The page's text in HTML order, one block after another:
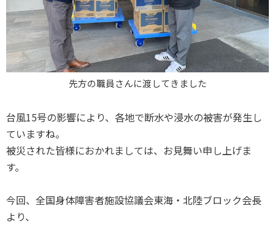
先方の職員さんに渡してきました
台風15号の影響により、各地で断水や浸水の被害が発生し
ていますね。
被災された皆様におかれましては、お見舞い申し上げま
す。
今回、全国身体障害者施設協議会東海・北陸ブロック会長
より、